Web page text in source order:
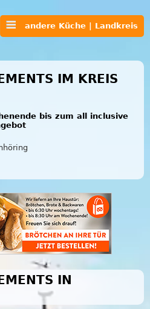
andere Küche | Landkreis
IM KREIS
bis zum all inclusive
IN